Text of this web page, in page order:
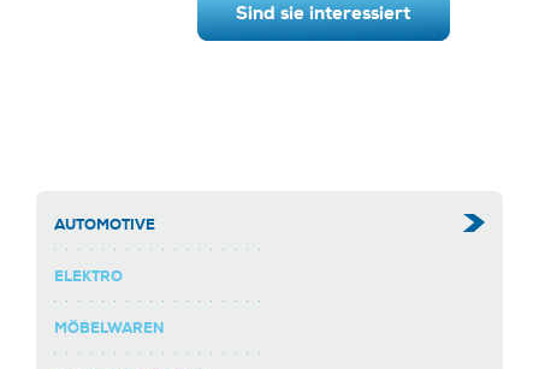
Sind sie interessiert
AUTOMOTIVE
ELEKTRO
MÖBELWAREN